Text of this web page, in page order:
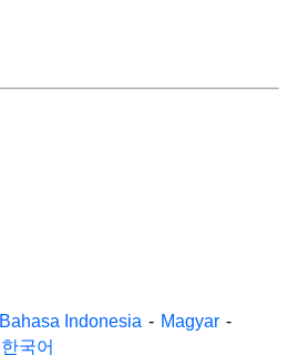
Bahasa Indonesia - Magyar -
한국어